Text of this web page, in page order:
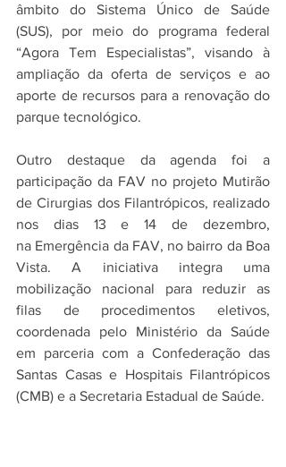
âmbito do Sistema Único de Saúde
(SUS), por meio do programa federal
“Agora Tem Especialistas”, visando à
ampliação da oferta de serviços e ao
aporte de recursos para a renovação do
parque tecnológico.
Outro destaque da agenda foi a
participação da FAV no projeto Mutirão
de Cirurgias dos Filantrópicos, realizado
nos dias 13 e 14 de dezembro,
na Emergência da FAV, no bairro da Boa
Vista. A iniciativa integra uma
mobilização nacional para reduzir as
filas de procedimentos eletivos,
coordenada pelo Ministério da Saúde
em parceria com a Confederação das
Santas Casas e Hospitais Filantrópicos
(CMB) e a Secretaria Estadual de Saúde.